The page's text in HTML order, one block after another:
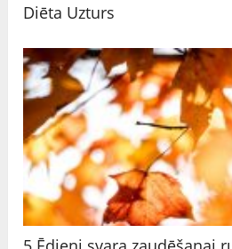
Diēta Uzturs